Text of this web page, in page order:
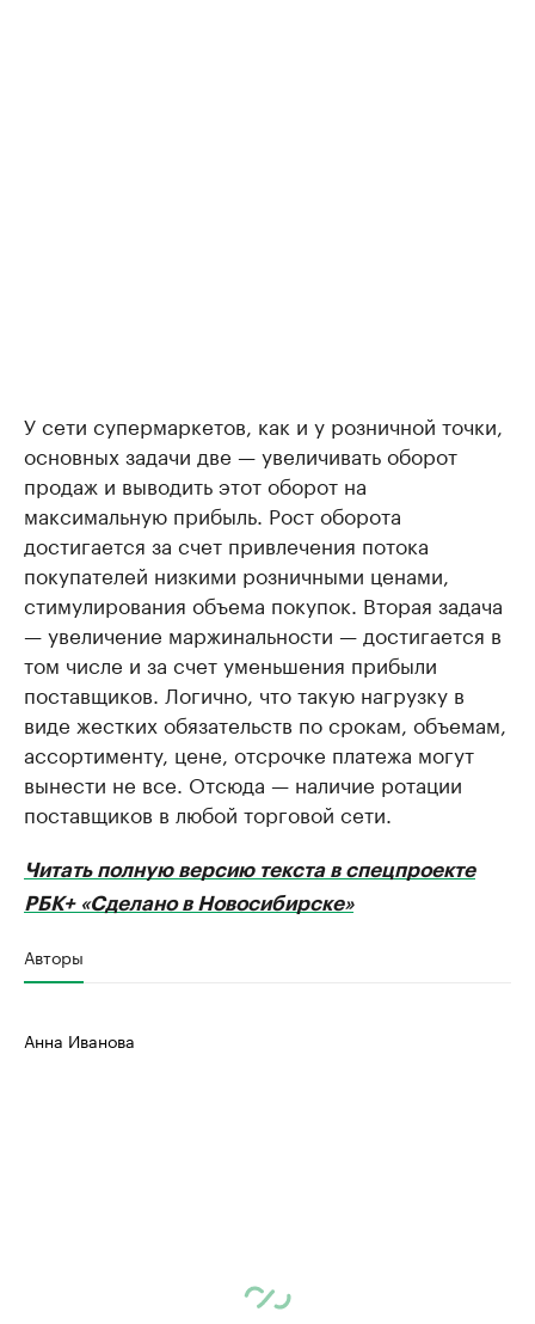
У сети супермаркетов, как и у розничной точки,
основных задачи две — увеличивать оборот
продаж и выводить этот оборот на
максимальную прибыль. Рост оборота
достигается за счет привлечения потока
покупателей низкими розничными ценами,
стимулирования объема покупок. Вторая задача
— увеличение маржинальности — достигается в
том числе и за счет уменьшения прибыли
поставщиков. Логично, что такую нагрузку в
виде жестких обязательств по срокам, объемам,
ассортименту, цене, отсрочке платежа могут
вынести не все. Отсюда — наличие ротации
поставщиков в любой торговой сети.
Читать полную версию текста в спецпроекте
РБК+ «Сделано в Новосибирске»
Авторы
Анна Иванова